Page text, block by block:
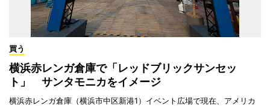
買う
横浜赤レンガ倉庫で「レッドブリックサンセッ
ト」 サンタモニカをイメージ
横浜赤レンガ倉庫（横浜市中区新港1）イベント広場で現在、アメリカ